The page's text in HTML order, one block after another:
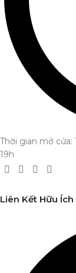
Thời gian mở
19h
Liên Kết Hữu Ích